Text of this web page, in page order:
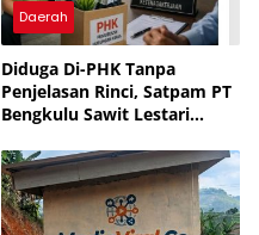
Daerah
Diduga Di-PHK Tanpa
Penjelasan Rinci, Satpam PT
Bengkulu Sawit Lestari